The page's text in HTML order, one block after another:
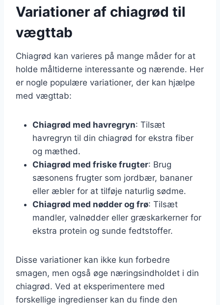
Variationer af chiagrød til
vægttab
Chiagrød kan varieres på mange måder for at
holde måltiderne interessante og nærende. Her
er nogle populære variationer, der kan hjælpe
med vægttab:
Chiagrød med havregryn: Tilsæt
havregryn til din chiagrød for ekstra fiber
og mæthed.
Chiagrød med friske frugter: Brug
sæsonens frugter som jordbær, bananer
eller æbler for at tilføje naturlig sødme.
Chiagrød med nødder og frø: Tilsæt
mandler, valnødder eller græskarkerner for
ekstra protein og sunde fedtstoffer.
Disse variationer kan ikke kun forbedre
smagen, men også øge næringsindholdet i din
chiagrød. Ved at eksperimentere med
forskellige ingredienser kan du finde den